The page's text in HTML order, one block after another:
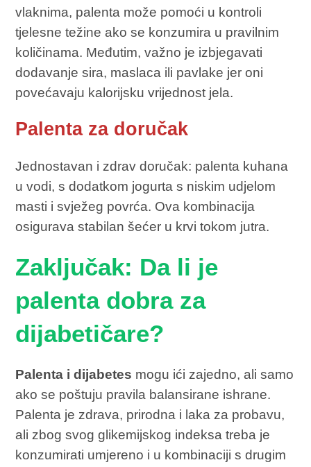
vlaknima, palenta može pomoći u kontroli
tjelesne težine ako se konzumira u pravilnim
količinama. Međutim, važno je izbjegavati
dodavanje sira, maslaca ili pavlake jer oni
povećavaju kalorijsku vrijednost jela.
Palenta za doručak
Jednostavan i zdrav doručak: palenta kuhana
u vodi, s dodatkom jogurta s niskim udjelom
masti i svježeg povrća. Ova kombinacija
osigurava stabilan šećer u krvi tokom jutra.
Zaključak: Da li je
palenta dobra za
dijabetičare?
Palenta i dijabetes mogu ići zajedno, ali samo
ako se poštuju pravila balansirane ishrane.
Palenta je zdrava, prirodna i laka za probavu,
ali zbog svog glikemijskog indeksa treba je
konzumirati umjereno i u kombinaciji s drugim